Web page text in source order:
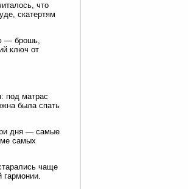
что
скатертям
— брошь,
ключ от
под матрас
была спать
дня — самые
самых
чаще
гармонии.